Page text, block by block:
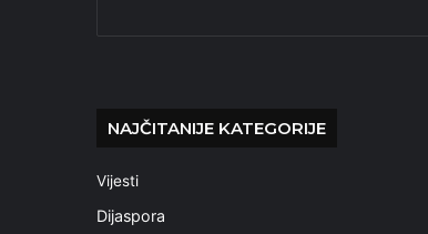
NAJČITANIJE KATEGORIJE
Vijesti
Dijaspora